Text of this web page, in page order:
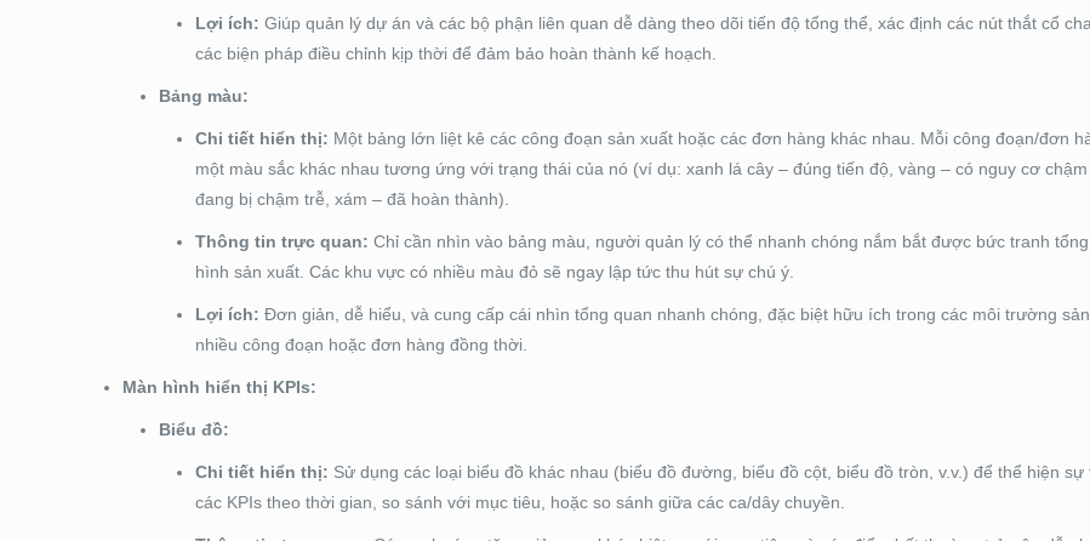
Lợi ích: Giúp quản lý dự án và các bộ phận liên quan dễ dàng theo dõi tiến độ tổng thể, xác định các nút thắt cổ
các biện pháp điều chỉnh kịp thời để đảm bảo hoàn thành kế hoạch.
Bảng màu:
Chi tiết hiển thị: Một bảng lớn liệt kê các công đoạn sản xuất hoặc các đơn hàng khác nhau. Mỗi công đoạn/đơn
một màu sắc khác nhau tương ứng với trạng thái của nó (ví dụ: xanh lá cây – đúng tiến độ, vàng – có nguy cơ
đang bị chậm trễ, xám – đã hoàn thành).
Thông tin trực quan: Chỉ cần nhìn vào bảng màu, người quản lý có thể nhanh chóng nắm bắt được bức tranh
hình sản xuất. Các khu vực có nhiều màu đỏ sẽ ngay lập tức thu hút sự chú ý.
Lợi ích: Đơn giản, dễ hiểu, và cung cấp cái nhìn tổng quan nhanh chóng, đặc biệt hữu ích trong các môi trường
nhiều công đoạn hoặc đơn hàng đồng thời.
Màn hình hiển thị KPIs:
Biểu đồ:
Chi tiết hiển thị: Sử dụng các loại biểu đồ khác nhau (biểu đồ đường, biểu đồ cột, biểu đồ tròn, v.v.) để thể hiện sự
các KPIs theo thời gian, so sánh với mục tiêu, hoặc so sánh giữa các ca/dây chuyền.